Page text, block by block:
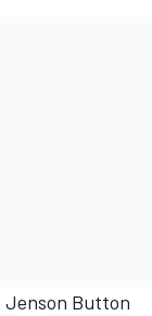
Jenson Button